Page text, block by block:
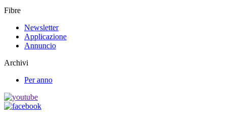
Fibre
Newsletter
Applicazione
Annuncio
Archivi
Per anno